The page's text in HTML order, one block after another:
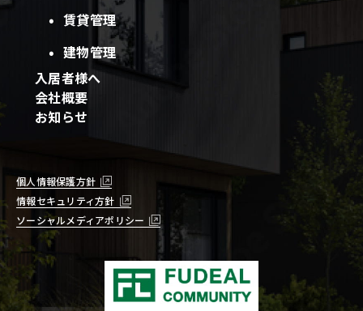
賃貸管理
建物管理
入居者様へ
会社概要
お知らせ
個人情報保護方針
ソーシャルメディアポリシー
情報セキュリティ方針